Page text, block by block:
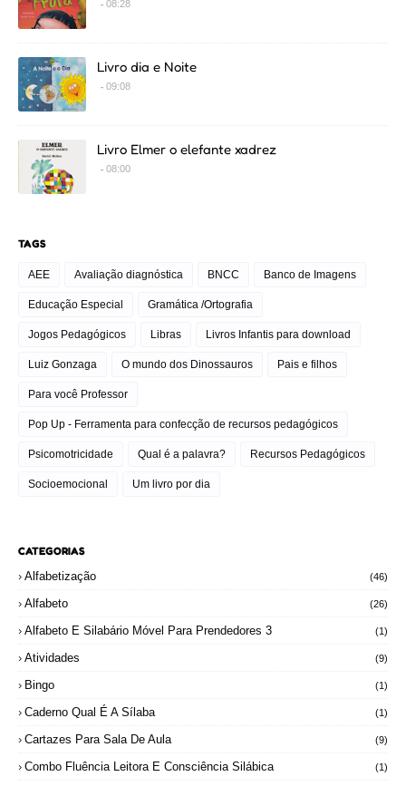
08:28
Livro dia e Noite
09:08
Livro Elmer o elefante xadrez
08:00
TAGS
AEE Avaliação diagnóstica BNCC Banco de Imagens
Educação Especial Gramática /Ortografia
Jogos Pedagógicos Libras Livros Infantis para download
Luiz Gonzaga O mundo dos Dinossauros Pais e filhos
Para você Professor
Pop Up - Ferramenta para confecção de recursos pedagógicos
Psicomotricidade Qual é a palavra? Recursos Pedagógicos
Socioemocional Um livro por dia
CATEGORIAS
Alfabetização
(46)
Alfabeto (26)
Alfabeto E Silabário Móvel Para Prendedores 3 (1)
Atividades (9)
Bingo (1)
Caderno Qual É A Sílaba (1)
Cartazes Para Sala De Aula (9)
Combo Fluência Leitora E Consciência Silábica (1)